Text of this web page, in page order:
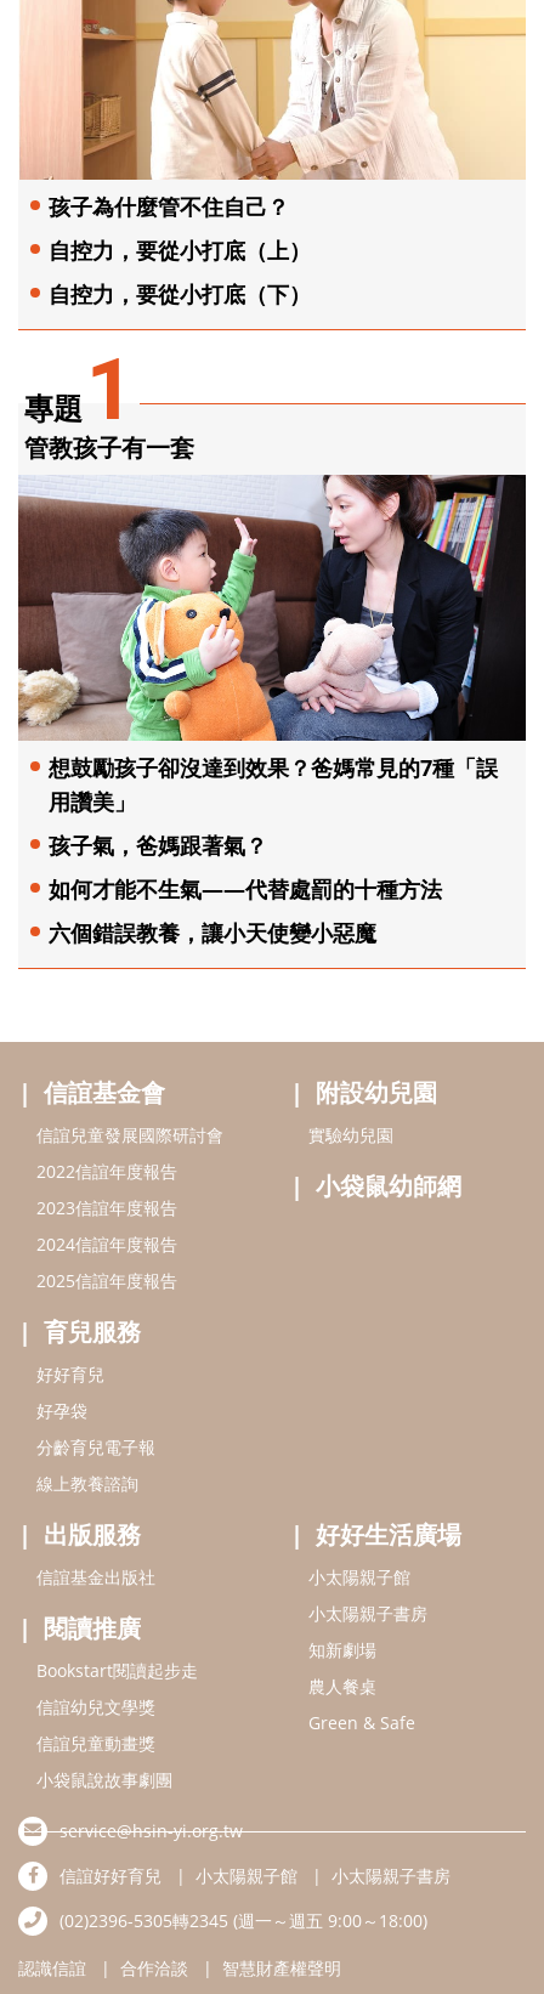
專題 1
管教孩子有一套
想鼓勵孩子卻沒達到效果？爸媽常見的7種「誤
用讚美」
孩子氣，爸媽跟著氣？
如何才能不生氣——代替處罰的十種方法
六個錯誤教養，讓小天使變小惡魔
孩子為什麼管不住自己？
自控力，要從小打底（上）
自控力，要從小打底（下）
信誼基金會
信誼兒童發展國際研討會
2022信誼年度報告
2023信誼年度報告
2024信誼年度報告
2025信誼年度報告
育兒服務
好好育兒
好孕袋
分齡育兒電子報
線上教養諮詢
附設幼兒園
實驗幼兒園
小袋鼠幼師網
出版服務
信誼基金出版社
閱讀推廣
Bookstart閱讀起步走
信誼幼兒文學獎
信誼兒童動畫獎
小袋鼠說故事劇團
好好生活廣場
小太陽親子館
小太陽親子書房
知新劇場
農人餐桌
Green & Safe
service@hsin-yi.org.tw
信誼好好育兒
小太陽親子館
小太陽親子書房
(02)2396-5305轉2345 (週一～週五 9:00～18:00)
認識信誼 合作洽談 智慧財產權聲明